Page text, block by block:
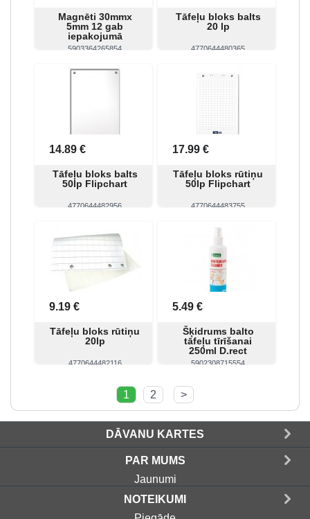
Magnēti 30mmx
5mm 12 gab
iepakojumā
5903364265854
Skatīt Pirkt
Tāfeļu bloks balts
20 lp
4770644480365
14.89 €
Tāfeļu bloks balts
50lp Flipchart
4770644482956
17.99 €
Tāfeļu bloks rūtiņu
50lp Flipchart
4770644483755
9.19 €
Tāfeļu bloks rūtiņu
20lp
4770644482116
Pirkt
5.49 €
Šķidrums balto
tāfeļu tīrīšanai
250ml D.rect
5902308715554
Skatīt
1 2 >
DĀVANU KARTES
PAR MUMS
Jaunumi
NOTEIKUMI